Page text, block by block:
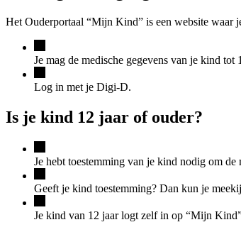
Het Ouderportaal “Mijn Kind” is een website waar
Je mag de medische gegevens van je kind
Log in met je Digi-D.
Is je kind 12 jaar of ouder?
Je hebt toestemming van je kind nodig om de
Geeft je kind toestemming? Dan kun je
Je kind van 12 jaar logt zelf in op “Mijn